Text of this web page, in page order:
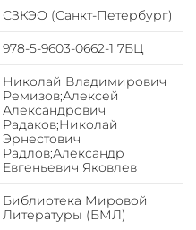
с полноцветной
СЗКЭО (Санкт-Петербург)
978-5-9603-0662-1 7БЦ
Николай Владимирович
Ремизов;Алексей
Александрович
Радаков;Николай
Эрнестович
Радлов;Александр
Евгеньевич Яковлев
Библиотека Мировой
Литературы (БМЛ)